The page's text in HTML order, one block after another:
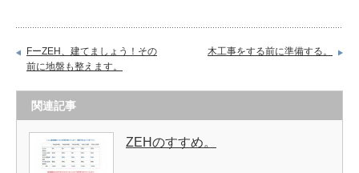
FーZEH、建てましょう！その
前に地盤も整えます。
木工事をする前に準備する。
関連記事
ZEHのすすめ。